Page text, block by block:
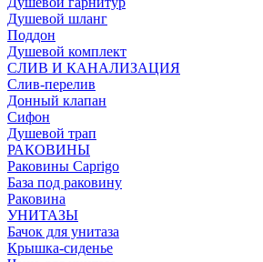
Душевой шланг
Поддон
Душевой комплект
СЛИВ И КАНАЛИЗАЦИЯ
Слив-перелив
Донный клапан
Сифон
Душевой трап
РАКОВИНЫ
Раковины Caprigo
База под раковину
Раковина
УНИТАЗЫ
Бачок для унитаза
Крышка-сиденье